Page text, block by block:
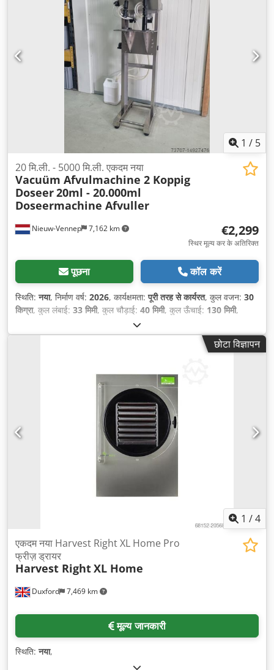
1 / 5
Nieuw-Vennep 7,162 km
20 मि.ली. - 5000 मि.ली. एकदम नया
Vacuüm Afvulmachine 2 Koppig
Doseer20ml - 20.000ml
Doseermachine Afvuller
€2,299
स्थिर मूल्य कर के अतिरिक्त
पूछना कॉल करें
स्थिति:नया, निर्माण वर्ष: 2026, कार्यक्षमता:पूरी तरह से कार्यरत, कुल वजन: 30
किग्रा, कुल लंबाई: 33 मिमी, कुल चौड़ाई: 40 मिमी, कुल ऊँचाई: 130 मिमी,
, वारंटी अवधि:
छोटा विज्ञापन
1 /4
Duxford 7,469 km
एकदम नया Harvest Right XL Home Pro
फ्रीज़ ड्रायर
Harvest RightXL Home
मूल्य जानकारी
स्थिति:नया,